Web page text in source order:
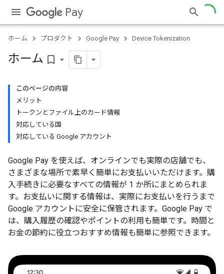
Pay
ホーム プロダクト Google Pay Device Tokenization
ホーム bookmark_border
このページの内容
メリット
トークンとファイル上のカード情報
対応している国
対応している Google アカウント
Google Pay を使えば、オンラインでも実際の店舗でも、
さまざまな場所で素早く簡単にお支払いいただけます。購
入手続きに必要なすべての情報が 1 か所にまとめられま
す。お支払いに関する情報は、実際にお支払いを行うまで
Google アカウントに安全に保管されます。Google Pay で
は、購入履歴の確認やポイントの利用も簡単です。時間と
お金の節約に役立つおすすめ情報も簡単に参照できます。